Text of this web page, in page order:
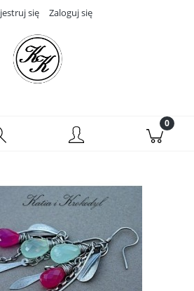
się Zaloguj się